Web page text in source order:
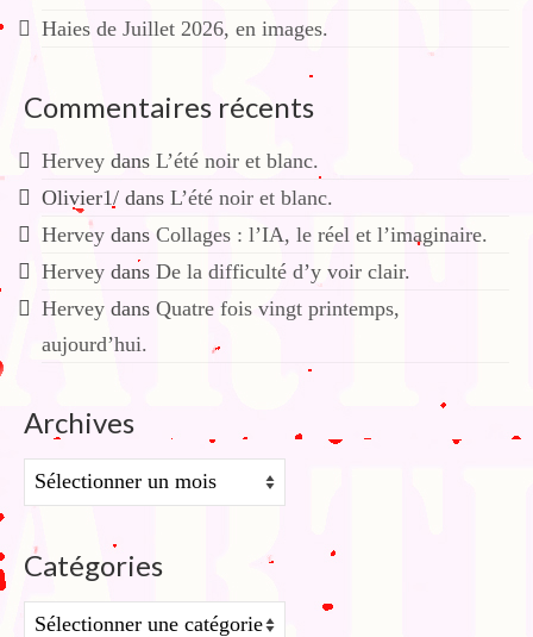
Haies de Juillet 2026, en images.
Commentaires récents
Hervey dans L’été noir et blanc.
Olivier1/ dans L’été noir et blanc.
Hervey dans Collages : l’IA, le réel et l’imaginaire.
Hervey dans De la difficulté d’y voir clair.
Hervey dans Quatre fois vingt printemps,
aujourd’hui.
Archives
Archives
Catégories
Catégories